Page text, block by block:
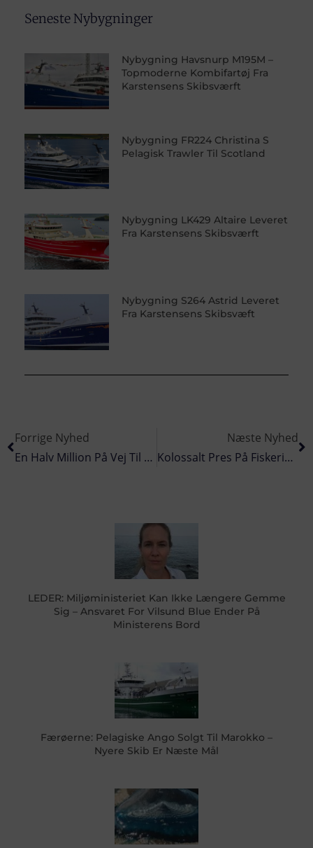
Seneste Nybygninger
Nybygning Havsnurp M195M –
Topmoderne Kombifartøj Fra
Karstensens Skibsværft
Nybygning FR224 Christina S
Pelagisk Trawler Til Scotland
Nybygning LK429 Altaire Leveret
Fra Karstensens Skibsværft
Nybygning S264 Astrid Leveret
Fra Karstensens Skibsvæft
Forrige Nyhed
En Halv Million På Vej Til Kokkelandsholdet
Næste Nyhed
Kolossalt Pres På Fiskeriet – Økonomien Svækkes Hastigt
LEDER: Miljøministeriet Kan Ikke Længere Gemme
Sig – Ansvaret For Vilsund Blue Ender På
Ministerens Bord
Færøerne: Pelagiske Ango Solgt Til Marokko –
Nyere Skib Er Næste Mål